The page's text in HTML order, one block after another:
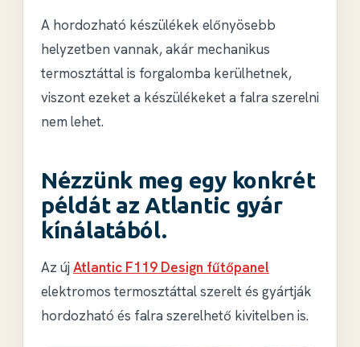
A hordozható készülékek előnyösebb
helyzetben vannak, akár mechanikus
termosztáttal is forgalomba kerülhetnek,
viszont ezeket a készülékeket a falra szerelni
nem lehet.
Nézzünk meg egy konkrét
példát az Atlantic gyár
kínálatából.
Az újAtlantic F119 Design fűtőpanel
elektromos termosztáttal szerelt és gyártják
hordozható és falra szerelhető kivitelben is.